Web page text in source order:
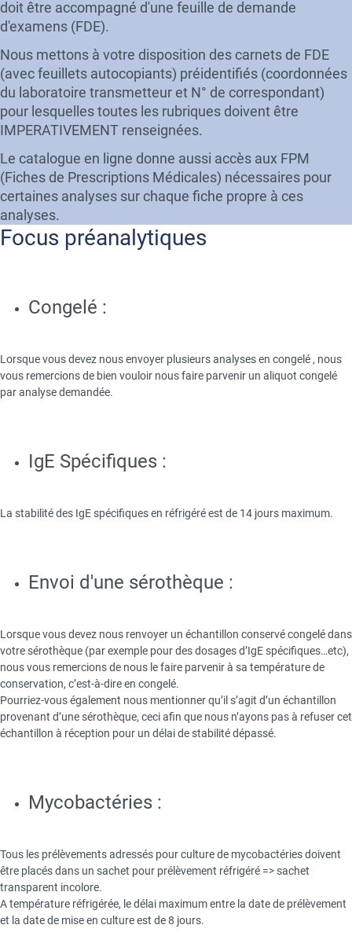
doit être accompagné d'une feuille de demande
d'examens (FDE).
Nous mettons à votre disposition des carnets de FDE
(avec feuillets autocopiants) préidentifiés (coordonnées
du laboratoire transmetteur et N° de correspondant)
pour lesquelles toutes les rubriques doivent être
IMPERATIVEMENT renseignées.
Le catalogue en ligne donne aussi accès aux FPM
(Fiches de Prescriptions Médicales) nécessaires pour
certaines analyses sur chaque fiche propre à ces
analyses.
Title
Focus préanalytiques
Congelé :
Lorsque vous devez nous envoyer plusieurs analyses en congelé , nous
vous remercions de bien vouloir nous faire parvenir un aliquot congelé
par analyse demandée.
IgE Spécifiques :
La stabilité des IgE spécifiques en réfrigéré est de 14 jours maximum.
Envoi d'une sérothèque :
Lorsque vous devez nous renvoyer un échantillon conservé congelé dans
votre sérothèque (par exemple pour des dosages d’IgE spécifiques…etc),
nous vous remercions de nous le faire parvenir à sa température de
conservation, c’est-à-dire en congelé.
Pourriez-vous également nous mentionner qu’il s’agit d’un échantillon
provenant d’une sérothèque, ceci afin que nous n’ayons pas à refuser cet
échantillon à réception pour un délai de stabilité dépassé.
Mycobactéries :
Tous les prélèvements adressés pour culture de mycobactéries doivent
être placés dans un sachet pour prélèvement réfrigéré => sachet
transparent incolore.
A température réfrigérée, le délai maximum entre la date de prélèvement
et la date de mise en culture est de 8 jours.